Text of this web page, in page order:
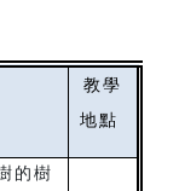
教學
地點
的樹